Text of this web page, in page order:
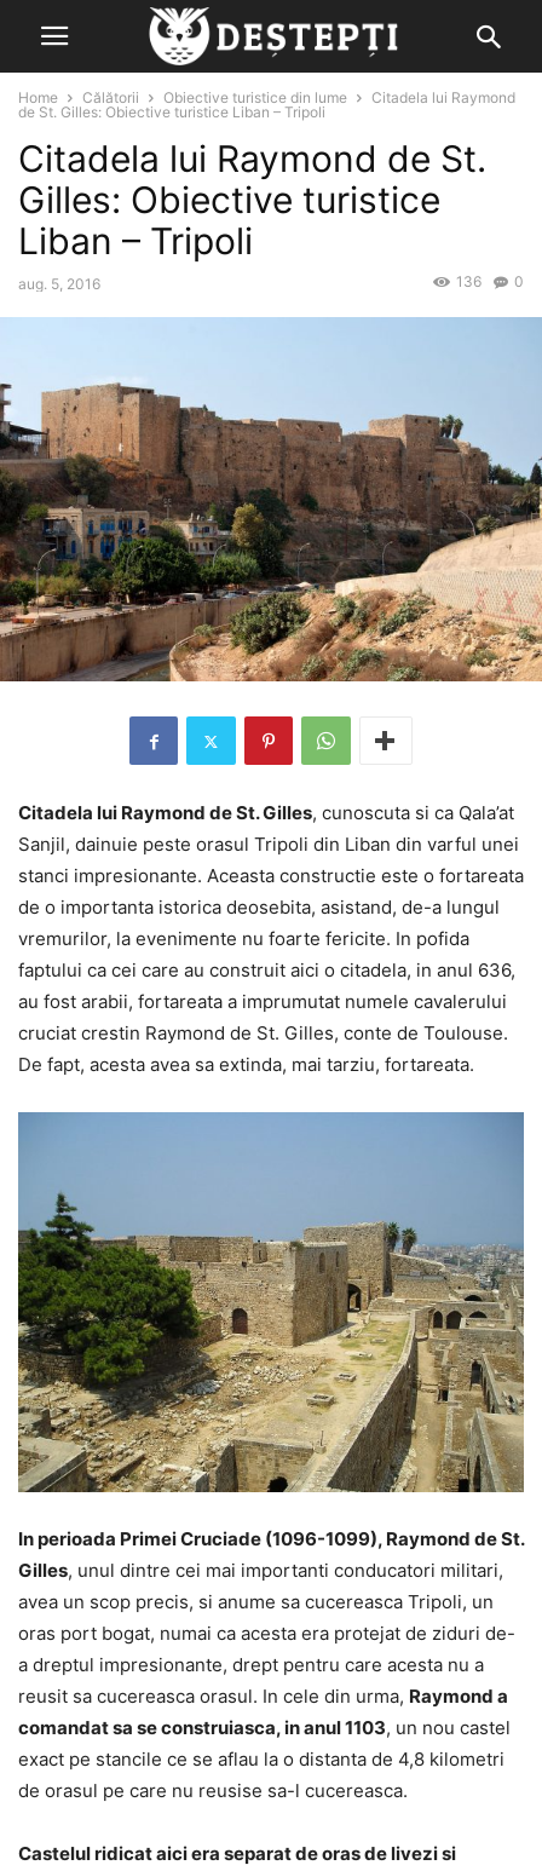
Home Călătorii Obiective turistice din lume
Citadela lui Raymond
de St. Gilles: Obiective turistice Liban – Tripoli
Citadela lui Raymond de St.
Gilles: Obiective turistice
Liban – Tripoli
aug. 5, 2016 0
136
Citadela lui Raymond de St. Gilles, cunoscuta si ca Qala’at
Sanjil, dainuie peste orasul Tripoli din Liban din varful unei
stanci impresionante. Aceasta constructie este o fortareata
de o importanta istorica deosebita, asistand, de-a lungul
vremurilor, la evenimente nu foarte fericite. In pofida
faptului ca cei care au construit aici o citadela, in anul 636,
au fost arabii, fortareata a imprumutat numele cavalerului
cruciat crestin Raymond de St. Gilles, conte de Toulouse.
De fapt, acesta avea sa extinda, mai tarziu, fortareata.
In perioada Primei Cruciade (1096-1099), Raymond de St.
Gilles, unul dintre cei mai importanti conducatori militari,
avea un scop precis, si anume sa cucereasca Tripoli, un
oras port bogat, numai ca acesta era protejat de ziduri de-
a dreptul impresionante, drept pentru care acesta nu a
reusit sa cucereasca orasul. In cele din urma, Raymond a
comandat sa se construiasca, in anul 1103, un nou castel
exact pe stancile ce se aflau la o distanta de 4,8 kilometri
de orasul pe care nu reusise sa-l cucereasca.
Castelul ridicat aici era separat de oras de livezi si